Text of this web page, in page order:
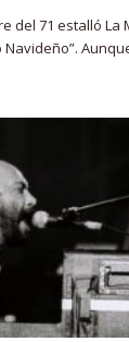
del 71 estalló